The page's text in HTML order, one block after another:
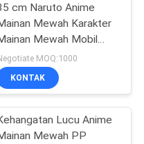
cm Naruto Anime
Mewah Karakter
Mewah Mobil
Boneka Dengan
MOQ:1000
KONTAK
Lucu Anime
Mewah PP